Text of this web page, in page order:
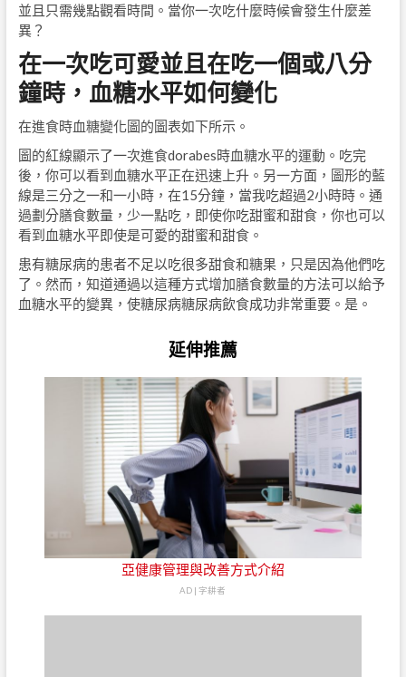
並且只需幾點觀看時間。當你一次吃什麼時候會發生什麼差
異？
在一次吃可愛並且在吃一個或八分
鐘時，血糖水平如何變化
在進食時血糖變化圖的圖表如下所示。
圖的紅線顯示了一次進食dorabes時血糖水平的運動。吃完
後，你可以看到血糖水平正在迅速上升。另一方面，圖形的藍
線是三分之一和一小時，在15分鐘，當我吃超過2小時時。通
過劃分膳食數量，少一點吃，即使你吃甜蜜和甜食，你也可以
看到血糖水平即使是可愛的甜蜜和甜食。
患有糖尿病的患者不足以吃很多甜食和糖果，只是因為他們吃
了。然而，知道通過以這種方式增加膳食數量的方法可以給予
血糖水平的變異，使糖尿病糖尿病飲食成功非常重要。是。
延伸推薦
亞健康管理與改善方式介紹
AD | 字耕者